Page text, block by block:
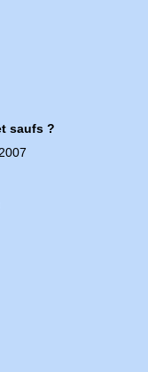
saufs ?